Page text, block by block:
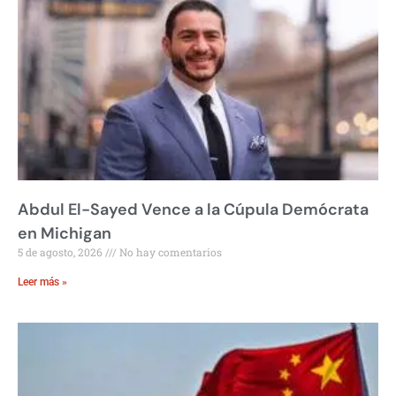
Abdul El-Sayed Vence a la Cúpula Demócrata
en Michigan
5 de agosto, 2026 No hay comentarios
Leer más »